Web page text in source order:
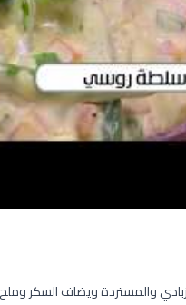
والمستردة ويضاف السكر